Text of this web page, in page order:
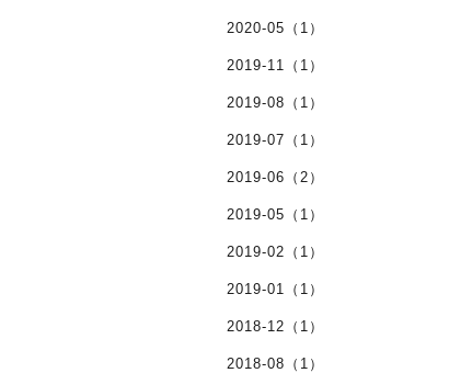
2020-05（1）
2019-11（1）
2019-08（1）
2019-07（1）
2019-06（2）
2019-05（1）
2019-02（1）
2019-01（1）
2018-12（1）
2018-08（1）